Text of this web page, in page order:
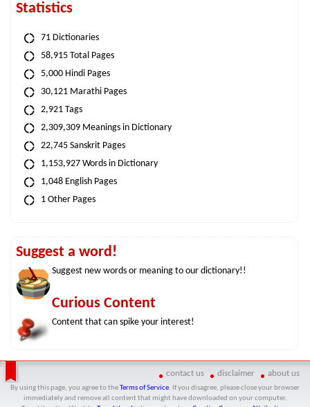
Statistics
71 Dictionaries
58,915 Total Pages
5,000 Hindi Pages
30,121 Marathi Pages
2,921 Tags
2,309,309 Meanings in Dictionary
22,745 Sanskrit Pages
1,153,927 Words in Dictionary
1,048 English Pages
1 Other Pages
Suggest a word!
Suggest new words or meaning to our dictionary!!
Curious Content
Content that can spike your interest!
contact us disclaimer about us
By using this page, you agree to the Terms of Service. If you disagree, please close your browser
immediately and remove all content that might have downloaded on your computer.